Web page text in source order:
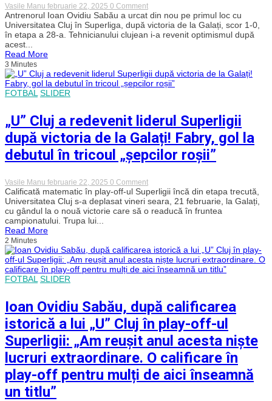
Vasile Manu februarie 22, 2025 0 Commenton
Sabău
vrea
ca
„U”
pe
primul
loc
play-
off
Antrenorul Ioan Ovidiu Sabău a urcat din nou pe primul loc cu
Universitatea Cluj în Superliga, după victoria de la Galați, scor 1-0,
în etapa a 28-a. Tehnicianului clujean i-a revenit optimismul după
acest...
Read More
3 Minutes
FOTBAL SLIDER
„U” Cluj a redevenit liderul Superligii
după victoria de la Galați! Fabry, gol la
debutul în tricoul „șepcilor roșii”
Vasile Manu februarie 22, 2025 0 Commenton
„U”
Cluj
a
redevenit
victoria
de
la
Galați!
debutul
în
tricoul
„șepcilor
roșii”
Calificată matematic în play-off-ul Superligii încă din etapa trecută,
Universitatea Cluj s-a deplasat vineri seara, 21 februarie, la Galați,
cu gândul la o nouă victorie care să o readucă în fruntea
campionatului. Trupa lui...
Read More
2 Minutes
FOTBAL SLIDER
Ioan Ovidiu Sabău, după calificarea
istorică a lui „U” Cluj în play-off-ul
Superligii: „Am reușit anul acesta niște
lucruri extraordinare. O calificare în
play-off pentru mulți de aici înseamnă
un titlu”